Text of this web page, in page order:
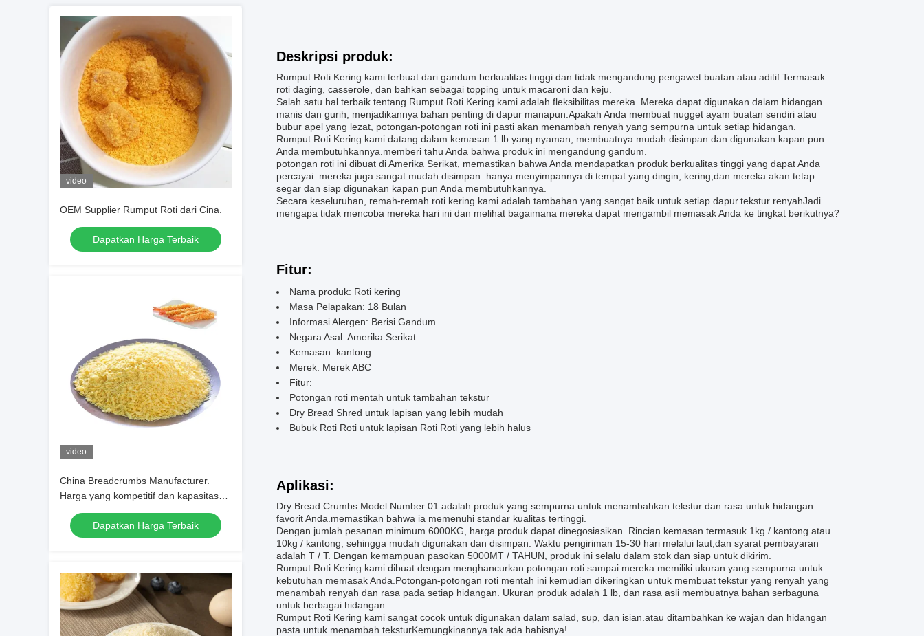
video
OEM Supplier Rumput Roti dari Cina.
Dapatkan Harga Terbaik
video
China Breadcrumbs Manufacturer.
Harga yang kompetitif dan kapasitas
pasokan yang stabil.
Dapatkan Harga Terbaik
Deskripsi produk:
Rumput Roti Kering kami terbuat dari gandum berkualitas tinggi dan tidak mengandung pengawet buatan atau aditif.Termasuk
roti daging, casserole, dan bahkan sebagai topping untuk macaroni dan keju.
Salah satu hal terbaik tentang Rumput Roti Kering kami adalah fleksibilitas mereka. Mereka dapat digunakan dalam hidangan
manis dan gurih, menjadikannya bahan penting di dapur manapun.Apakah Anda membuat nugget ayam buatan sendiri atau
bubur apel yang lezat, potongan-potongan roti ini pasti akan menambah renyah yang sempurna untuk setiap hidangan.
Rumput Roti Kering kami datang dalam kemasan 1 lb yang nyaman, membuatnya mudah disimpan dan digunakan kapan pun
Anda membutuhkannya.memberi tahu Anda bahwa produk ini mengandung gandum.
potongan roti ini dibuat di Amerika Serikat, memastikan bahwa Anda mendapatkan produk berkualitas tinggi yang dapat Anda
percayai. mereka juga sangat mudah disimpan. hanya menyimpannya di tempat yang dingin, kering,dan mereka akan tetap
segar dan siap digunakan kapan pun Anda membutuhkannya.
Secara keseluruhan, remah-remah roti kering kami adalah tambahan yang sangat baik untuk setiap dapur.tekstur renyahJadi
mengapa tidak mencoba mereka hari ini dan melihat bagaimana mereka dapat mengambil memasak Anda ke tingkat berikutnya?
Fitur:
Nama produk: Roti kering
Masa Pelapakan: 18 Bulan
Informasi Alergen: Berisi Gandum
Negara Asal: Amerika Serikat
Kemasan: kantong
Merek: Merek ABC
Fitur:
Potongan roti mentah untuk tambahan tekstur
Dry Bread Shred untuk lapisan yang lebih mudah
Bubuk Roti Roti untuk lapisan Roti Roti yang lebih halus
Aplikasi:
Dry Bread Crumbs Model Number 01 adalah produk yang sempurna untuk menambahkan tekstur dan rasa untuk hidangan
favorit Anda.memastikan bahwa ia memenuhi standar kualitas tertinggi.
Dengan jumlah pesanan minimum 6000KG, harga produk dapat dinegosiasikan. Rincian kemasan termasuk 1kg / kantong atau
10kg / kantong, sehingga mudah digunakan dan disimpan. Waktu pengiriman 15-30 hari melalui laut,dan syarat pembayaran
adalah T / T. Dengan kemampuan pasokan 5000MT / TAHUN, produk ini selalu dalam stok dan siap untuk dikirim.
Rumput Roti Kering kami dibuat dengan menghancurkan potongan roti sampai mereka memiliki ukuran yang sempurna untuk
kebutuhan memasak Anda.Potongan-potongan roti mentah ini kemudian dikeringkan untuk membuat tekstur yang renyah yang
menambah renyah dan rasa pada setiap hidangan. Ukuran produk adalah 1 lb, dan rasa asli membuatnya bahan serbaguna
untuk berbagai hidangan.
Rumput Roti Kering kami sangat cocok untuk digunakan dalam salad, sup, dan isian.atau ditambahkan ke wajan dan hidangan
pasta untuk menambah teksturKemungkinannya tak ada habisnya!